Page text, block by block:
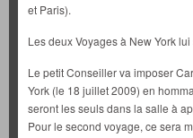
et Paris).
Les deux Voyages à New York
Le petit Conseiller va imposer
York (le 18 juillet 2009) en
seront les seuls dans la salle à
Pour le second voyage, ce sera